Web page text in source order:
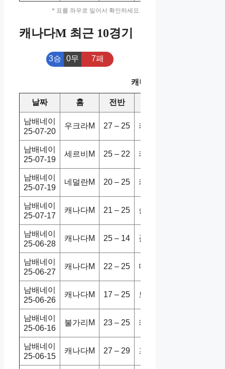
* 표를 좌우로 밀어서 확인하세요.
캐나다M 최근 10경기
3승 0무 7패
캐나다M 최근 10경기
날짜 홈 전반
남배네이
25-07-20
우크라M 27 – 25 캐나다M
남배네이
25-07-19
세르비M 25 – 22 캐나다M
남배네이
25-07-19
네덜란M 20 – 25 캐나다M
남배네이
25-07-17
캐나다M 21 – 25 슬로베M
남배네이
25-06-28
캐나다M 25 – 14 폴란드M
남배네이
25-06-27
캐나다M 22 – 25 미국M
남배네이
25-06-26
캐나다M 17 – 25 브라질M
남배네이
25-06-16
불가리M 23 – 25 캐나다M
남배네이
25-06-15
캐나다M 27 – 29 프랑스M